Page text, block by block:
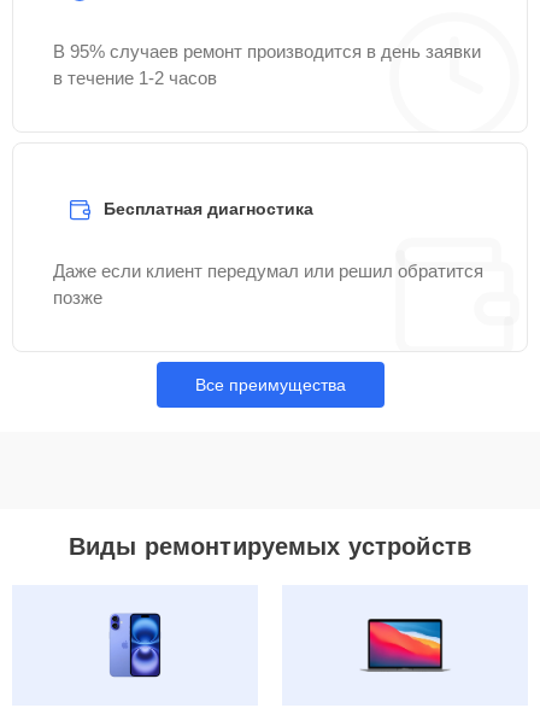
В 95% случаев ремонт производится в день заявки
в течение 1-2 часов
Бесплатная диагностика
Даже если клиент передумал или решил обратится
позже
Все преимущества
Виды ремонтируемых устройств